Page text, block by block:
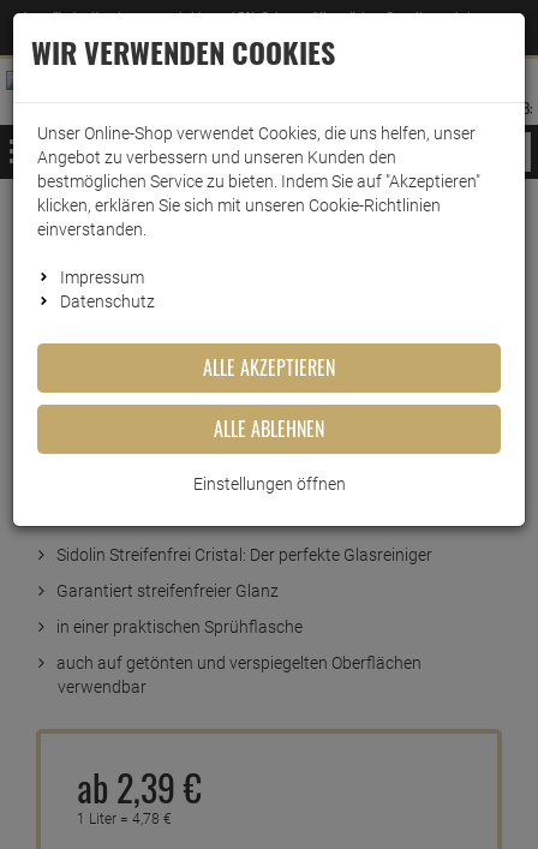
Jetzt für den Newsletter entscheiden und 5% Rabatt auf Ihre nächste Bestellung erhalten
–Zum Newsletter
ANMELDEN
AUFKLAPPEN
MERKZETTEL
WARENKORB:
MENÜ
Weiter einkaufen www.wark24.de Haushaltsreiniger
Grundreinigung
Glasreinigung
Sidolin Streifenfrei Cristal
500ml
Artikel-Nummer:10015477
Sidolin Streifenfrei Cristal: Der perfekte Glasreiniger
Garantiert streifenfreier Glanz
in einer praktischen Sprühflasche
auch auf getönten und verspiegelten Oberflächen
verwendbar
ab 2,39€
1 Liter = 4,78 €
WIR VERWENDEN COOKIES
Unser Online-Shop verwendet Cookies, die uns helfen, unser
Angebot zu verbessern und unseren Kunden den
bestmöglichen Service zu bieten. Indem Sie auf "Akzeptieren"
klicken, erklären Sie sich mit unseren Cookie-Richtlinien
einverstanden.
Impressum
Datenschutz
ALLE AKZEPTIEREN
ALLE ABLEHNEN
Einstellungen öffnen